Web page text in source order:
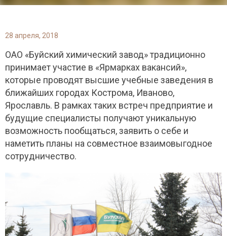
28 апреля, 2018
ОАО «Буйский химический завод» традиционно
принимает участие в «Ярмарках вакансий»,
которые проводят высшие учебные заведения в
ближайших городах Кострома, Иваново,
Ярославль. В рамках таких встреч предприятие и
будущие специалисты получают уникальную
возможность пообщаться, заявить о себе и
наметить планы на совместное взаимовыгодное
сотрудничество.